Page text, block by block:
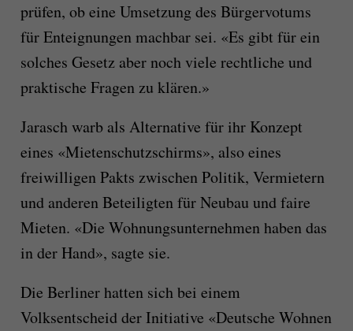
prüfen, ob eine Umsetzung des Bürgervotums
für Enteignungen machbar sei. «Es gibt für ein
solches Gesetz aber noch viele rechtliche und
praktische Fragen zu klären.»
Jarasch warb als Alternative für ihr Konzept
eines «Mietenschutzschirms», also eines
freiwilligen Pakts zwischen Politik, Vermietern
und anderen Beteiligten für Neubau und faire
Mieten. «Die Wohnungsunternehmen haben das
in der Hand», sagte sie.
Die Berliner hatten sich bei einem
Volksentscheid der Initiative «Deutsche Wohnen